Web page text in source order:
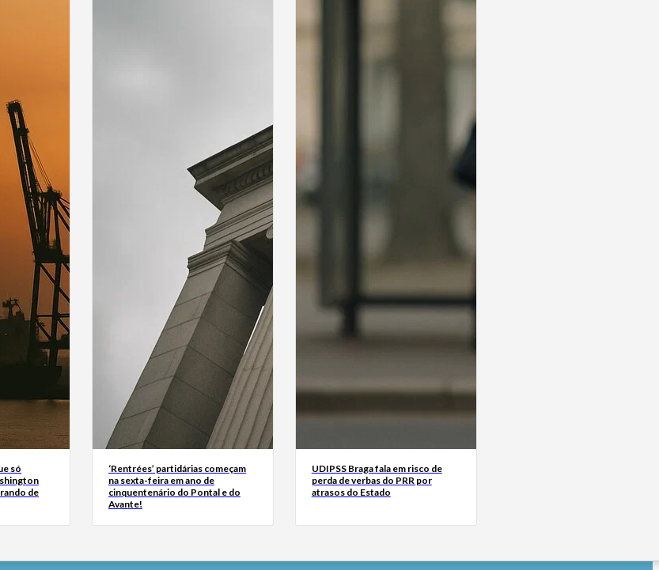
só
de
‘Rentrées’ partidárias começam
na sexta-feira em ano de
cinquentenário do Pontal e do
Avante!
UDIPSS Braga fala em risco de
perda de verbas do PRR por
atrasos do Estado